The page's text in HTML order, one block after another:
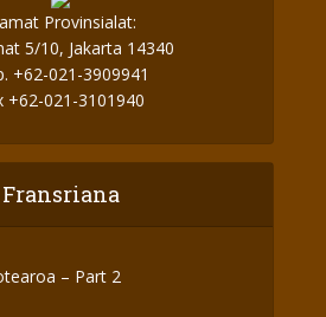
Provinsialat:
5/10, Jakarta 14340
+62-021-3909941
+62-021-3101940
Fransriana
– Part 2